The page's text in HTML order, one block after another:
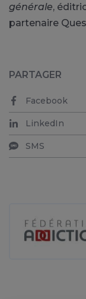
générale,
partenaire
PARTAGER
Facebook
LinkedIn
SMS